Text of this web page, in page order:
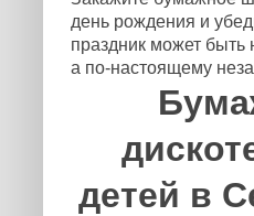
день рождения и
праздник может быть
а по-настоящему
детей в